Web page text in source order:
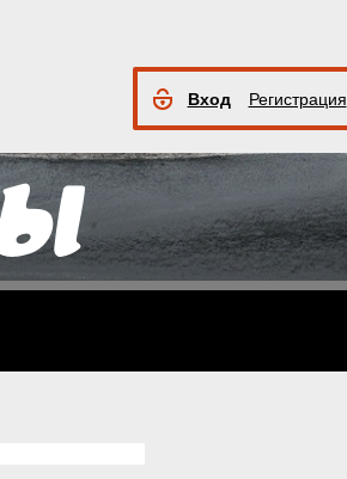
Вход Регистрация
поиск